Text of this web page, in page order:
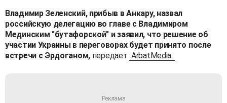
Владимир Зеленский, прибыв в Анкару, назвал
российскую делегацию во главе с Владимиром
Мединским "бутафорской" и заявил, что решение об
участии Украины в переговорах будет принято после
встречи с Эрдоганом, передает ArbatMedia.